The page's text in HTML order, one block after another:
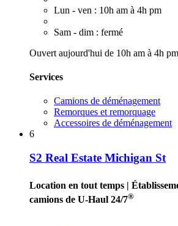
Lun - ven : 10h am à 4h pm
Sam - dim : fermé
Ouvert aujourd'hui de 10h am à 4h pm
Services
Camions de déménagement
Remorques et remorquage
Accessoires de déménagement
6
S2 Real Estate Michigan St
Location en tout temps |
camions de U-Haul 24/7®